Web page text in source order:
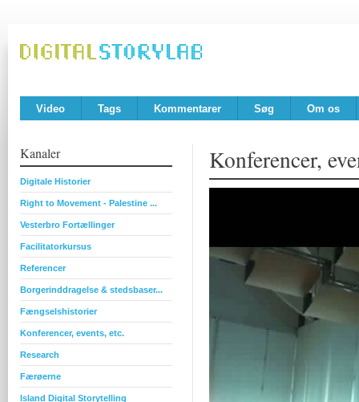
Video Tags Kommentarer Søg Om os
Kanaler
Digitale Historier
Right to Movement - Palestine ...
Vesterbro Fortællinger
Facilitatorkursus
Referencer
Borgerinddragelse & stedsbaser...
Fængselshistorier
Konferencer, events, etc.
Research
Færøerne
Island Digital Storytelling
Konferencer,